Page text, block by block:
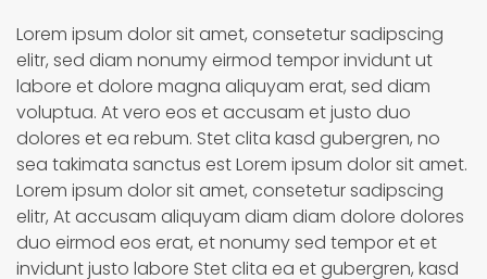
Lorem ipsum dolor sit amet, consetetur sadipscing
elitr, sed diam nonumy eirmod tempor invidunt ut
labore et dolore magna aliquyam erat, sed diam
voluptua. At vero eos et accusam et justo duo
dolores et ea rebum. Stet clita kasd gubergren, no
sea takimata sanctus est Lorem ipsum dolor sit amet.
Lorem ipsum dolor sit amet, consetetur sadipscing
elitr, At accusam aliquyam diam diam dolore dolores
duo eirmod eos erat, et nonumy sed tempor et et
invidunt justo labore Stet clita ea et gubergren, kasd